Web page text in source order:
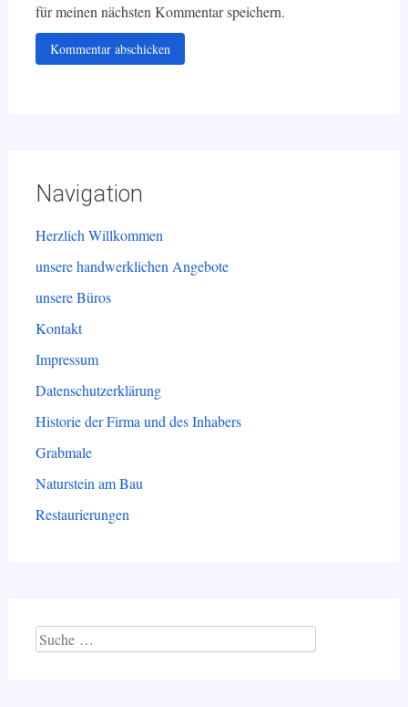
für meinen nächsten Kommentar speichern.
Navigation
Herzlich Willkommen
unsere handwerklichen Angebote
unsere Büros
Kontakt
Impressum
Datenschutzerklärung
Historie der Firma und des Inhabers
Grabmale
Naturstein am Bau
Restaurierungen
Suche
nach: